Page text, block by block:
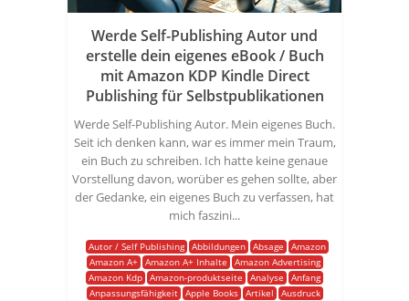
Werde Self-Publishing Autor und
erstelle dein eigenes eBook / Buch
mit Amazon KDP Kindle Direct
Publishing für Selbstpublikationen
Werde Self-Publishing Autor. Mein eigenes Buch.
Seit ich denken kann, war es immer mein Traum,
ein Buch zu schreiben. Ich hatte keine genaue
Vorstellung davon, worüber es gehen sollte, aber
der Gedanke, ein eigenes Buch zu verfassen, hat
mich faszini...
Autor / Self Publishing Abbildungen Absage
Amazon
Amazon A+
Amazon A+ Inhalte
Amazon Advertising
Amazon Kdp Amazon-produktseite Analyse
Anfang
Anpassungsfähigkeit
Apple Books Artikel
Ausdruck